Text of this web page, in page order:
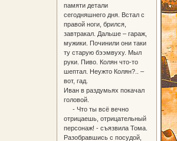
памяти детали
сегодняшнего дня. Встал с
правой ноги, брился,
завтракал. Дальше – гараж,
мужики. Починили они таки
ту старую бээмвуху. Мыл
руки. Пиво. Колян что-то
шептал. Неужто Колян?.. –
вот, гад.
Иван в раздумьях покачал
головой.
- Что ты всё вечно
отрицаешь, отрицательный
персонаж! - съязвила Тома.
Разобравшись с посудой,